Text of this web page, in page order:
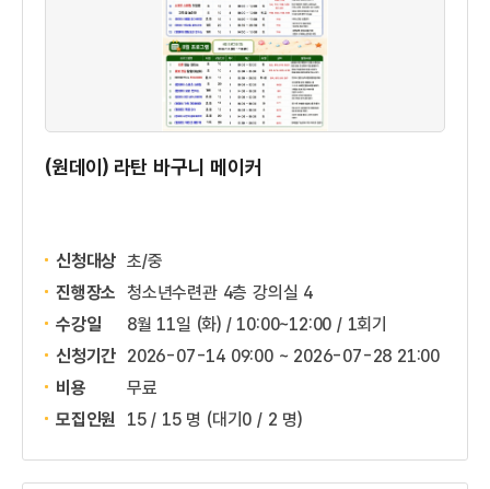
(원데이) 라탄 바구니 메이커
신청대상 초/중
진행장소 청소년수련관 4층 강의실 4
수강일
8월 11일 (화) / 10:00~12:00 / 1회기
신청기간 2026-07-14 09:00 ~ 2026-07-28 21:00
비용
무료
모집인원
15 / 15 명 (대기0 / 2 명)